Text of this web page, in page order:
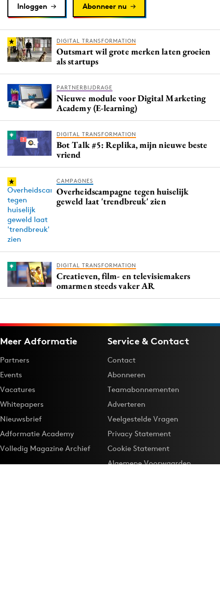
Reputatie & crisis
Inloggen Abonneer nu
DIGITAL TRANSFORMATION
Outsmart wil grote merken laten groeien
als startups
PARTNERBIJDRAGE
Nieuwe module voor Digital Marketing
Academy (E-learning)
DIGITAL TRANSFORMATION
Bot Talk #5: Replika, mijn nieuwe beste
vriend
CAMPAGNES
Overheidscampagne tegen huiselijk
geweld laat 'trendbreuk' zien
DIGITAL TRANSFORMATION
Creatieven, film- en televisiemakers
omarmen steeds vaker AR
Meer Adformatie
Partners
Events
Vacatures
Whitepapers
Nieuwsbrief
Adformatie Academy
Volledig Magazine Archief
Service & Contact
Contact
Abonneren
Teamabonnementen
Adverteren
Veelgestelde Vragen
Privacy Statement
Cookie Statement
Algemene Voorwaarden